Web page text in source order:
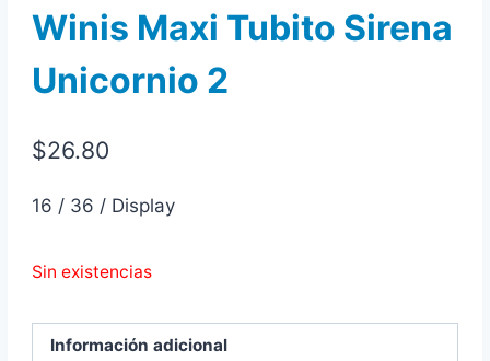
Winis Maxi Tubito Sirena
Unicornio 2
$26.80
16 / 36 / Display
Sin existencias
Información adicional